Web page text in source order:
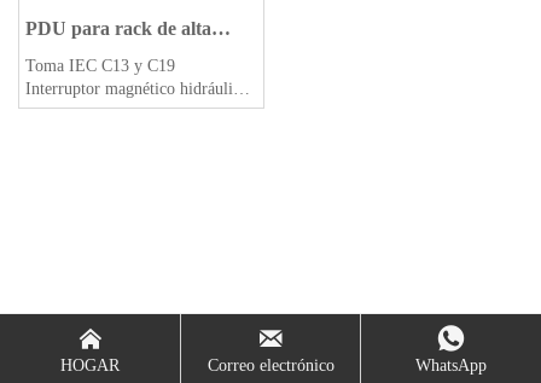
PDU para rack de alta
confiabilidad
Toma IEC C13 y C19
Interruptor magnético hidráulico
y enchufe (TÜV)

HOGAR

Correo electrónico

WhatsApp